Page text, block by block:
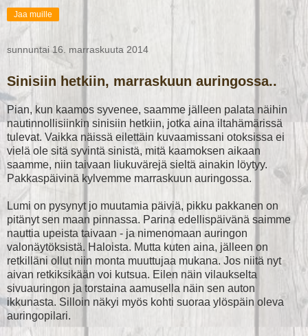
Jaa muille
sunnuntai 16. marraskuuta 2014
Sinisiin hetkiin, marraskuun auringossa..
Pian, kun kaamos syvenee, saamme jälleen palata näihin
nautinnollisiinkin sinisiin hetkiin, jotka aina iltahämärissä
tulevat. Vaikka näissä eilettäin kuvaamissani otoksissa ei
vielä ole sitä syvintä sinistä, mitä kaamoksen aikaan
saamme, niin taivaan liukuvärejä sieltä ainakin löytyy.
Pakkaspäivinä kylvemme marraskuun auringossa.
Lumi on pysynyt jo muutamia päiviä, pikku pakkanen on
pitänyt sen maan pinnassa. Parina edellispäivänä saimme
nauttia upeista taivaan - ja nimenomaan auringon
valonäytöksistä. Haloista. Mutta kuten aina, jälleen on
retkilläni ollut niin monta muuttujaa mukana. Jos niitä nyt
aivan retkiksikään voi kutsua. Eilen näin vilaukselta
sivuauringon ja torstaina aamusella näin sen auton
ikkunasta. Silloin näkyi myös kohti suoraa ylöspäin oleva
auringopilari.